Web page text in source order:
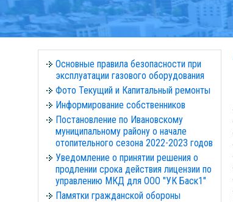
Основные правила безопасности при
эксплуатации газового оборудования
Фото Текущий и Капитальный ремонты
Информирование собственников
Постановление по Ивановскому
муниципальному району о начале
отопительного сезона 2022-2023 годов
Уведомление о принятии решения о
продлении срока действия лицензии по
управлению МКД для ООО "УК Баск1"
Памятки гражданской обороны